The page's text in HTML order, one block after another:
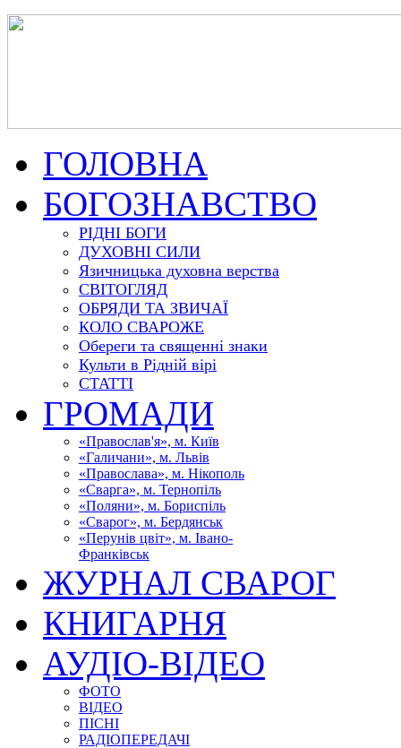
ГОЛОВНА
БОГОЗНАВСТВО
РІДНІ БОГИ
ДУХОВНІ СИЛИ
Язичницька духовна верства
СВІТОГЛЯД
ОБРЯДИ ТА ЗВИЧАЇ
КОЛО СВАРОЖЕ
Обереги та священні знаки
Культи в Рідній вірі
СТАТТІ
ГРОМАДИ
«Православ'я», м. Київ
«Галичани», м. Львів
«Православа», м. Нікополь
«Сварга», м. Тернопіль
«Поляни», м. Бориспіль
«Сварог», м. Бердянськ
«Перунів цвіт», м. Івано-
Франківськ
ЖУРНАЛ СВАРОГ
КНИГАРНЯ
АУДІО-ВІДЕО
ФОТО
ВІДЕО
ПІСНІ
РАДІОПЕРЕДАЧІ